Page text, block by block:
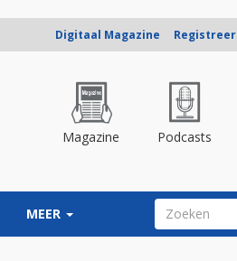
Digitaal Magazine Registreer
Magazine Podcasts
MEER ZOEKVELD